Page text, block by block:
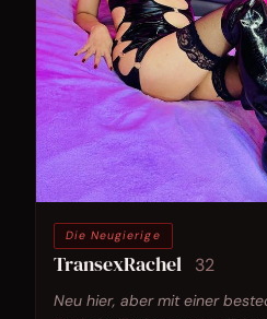
Die Neugierige
TransexRachel 32
Neu hier, aber mit einer